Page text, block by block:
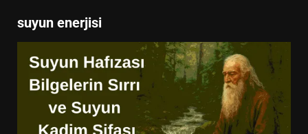
suyun enerjisi